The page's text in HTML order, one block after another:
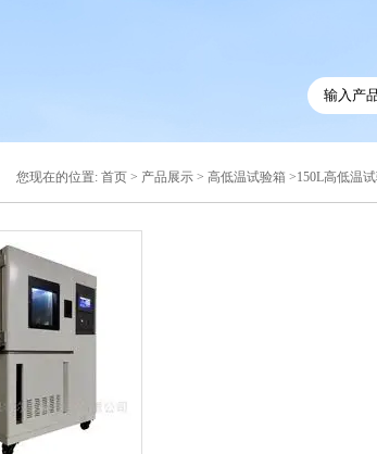
您现在的位置: 首页 > 产品展示 > 高低温试验箱 >150L高低温